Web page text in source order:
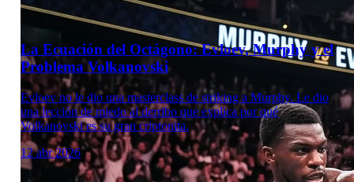
Laboratorio Técnico
La Ecuación del Octágono: Evloev, Murphy y el
Problema Volkanovski
Evloev no le dio una masterclass de striking a Murphy. Le dio
una lección de miedo al derribo que explica por qué
Volkanovski es su gran criptonita.
12 abr 2026